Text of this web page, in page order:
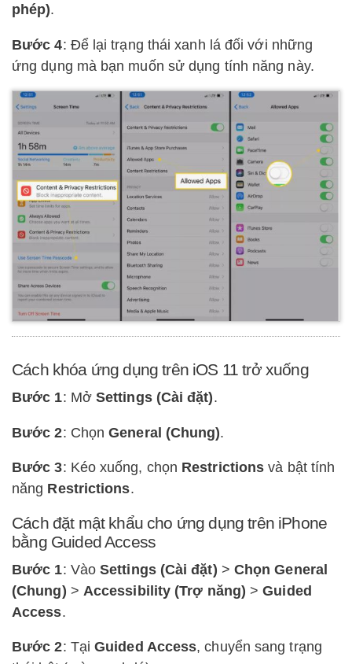
phép).
Bước 4: Để lại trạng thái xanh lá đối với những
ứng dụng mà bạn muốn sử dụng tính năng này.
Cách khóa ứng dụng trên iOS 11 trở xuống
Bước 1: Mở Settings (Cài đặt).
Bước 2: ChọnGeneral (Chung).
Bước 3: Kéo xuống, chọn Restrictions và bật tính
năng Restrictions.
Cách đặt mật khẩu cho ứng dụng trên iPhone
bằng Guided Access
Bước 1: VàoSettings (Cài đặt) > Chọn General
(Chung) > Accessibility (Trợ năng) > Guided
Access.
Bước 2: TạiGuided Access, chuyển sang trạng